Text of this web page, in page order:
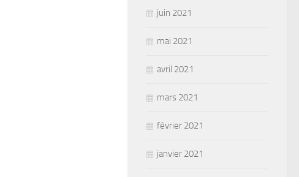
juin 2021
mai 2021
avril 2021
mars 2021
février 2021
janvier 2021